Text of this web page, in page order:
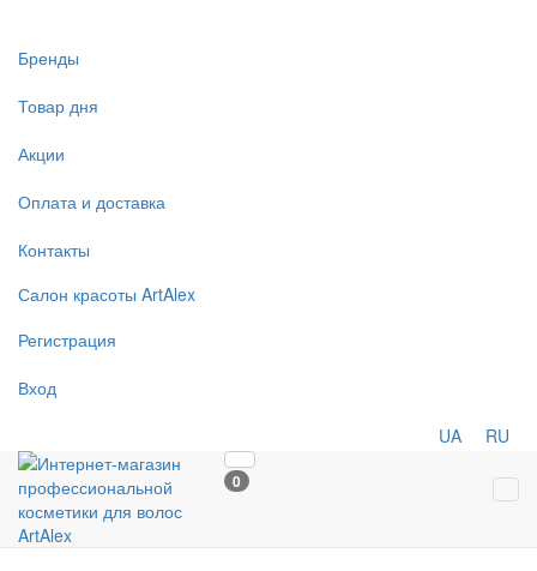
Бренды
Товар дня
Акции
Оплата и доставка
Контакты
Салон красоты ArtAlex
Регистрация
Вход
UA RU
0